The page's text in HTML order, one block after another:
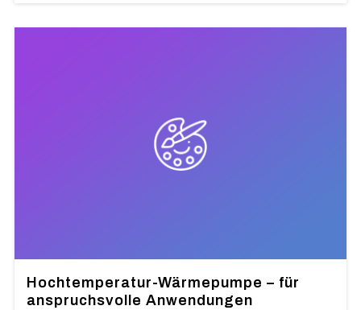
Hochtemperatur-Wärmepumpe – für
anspruchsvolle Anwendungen